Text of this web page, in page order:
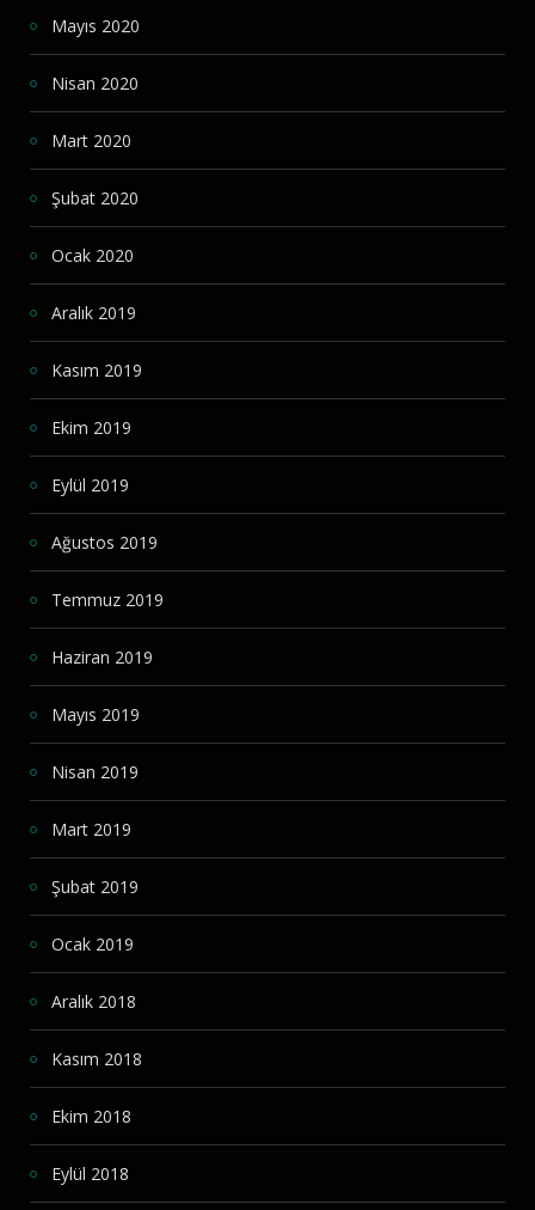
Mayıs 2020
Nisan 2020
Mart 2020
Şubat 2020
Ocak 2020
Aralık 2019
Kasım 2019
Ekim 2019
Eylül 2019
Ağustos 2019
Temmuz 2019
Haziran 2019
Mayıs 2019
Nisan 2019
Mart 2019
Şubat 2019
Ocak 2019
Aralık 2018
Kasım 2018
Ekim 2018
Eylül 2018